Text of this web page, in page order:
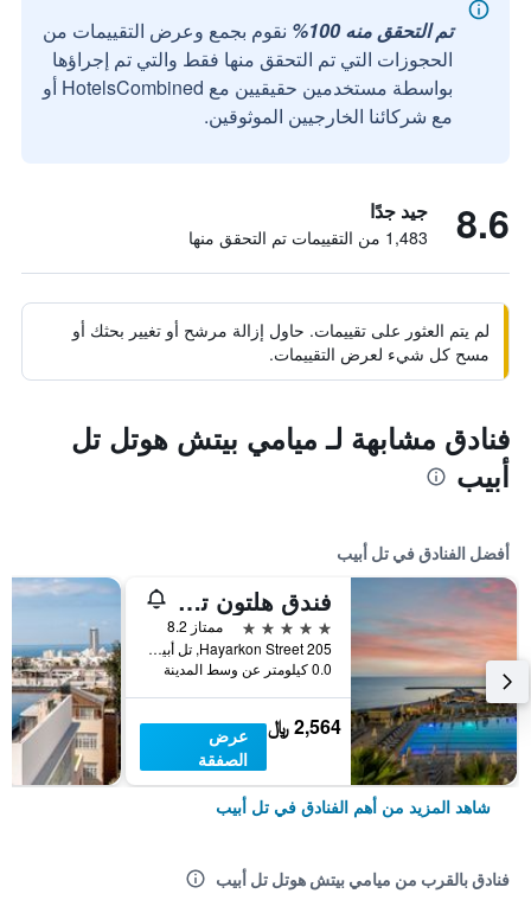
تم التحقق منه 100%
نقوم بجمع وعرض التقييمات من
الحجوزات التي تم التحقق منها فقط والتي تم إجراؤها
بواسطة مستخدمين حقيقيين مع HotelsCombined أو
مع شركائنا الخارجيين الموثوقين.
8.6 جيد جدًا
1,483 من التقييمات تم التحقق منها
لم يتم العثور على تقييمات. حاول إزالة مرشح أو تغيير بحثك أو
مسح كل شيء لعرض التقييمات.
فنادق مشابهة لـ ميامي بيتش هوتل تل
أبيب
أفضل الفنادق في تل أبيب
فندق هلتون تل أبيب
5 نجوم
ممتاز 8.2
205 Hayarkon Street, تل أبيب, منطقة متروبوليتان تل أبيب, اسرائيل
0.0 كيلومتر عن وسط المدينة
2,564 ﷼
عرض
الصفقة
شاهد المزيد من أهم الفنادق في تل أبيب
فنادق بالقرب من ميامي بيتش هوتل تل أبيب